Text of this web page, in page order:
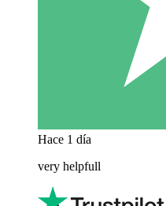
Hace 1 día
very helpfull